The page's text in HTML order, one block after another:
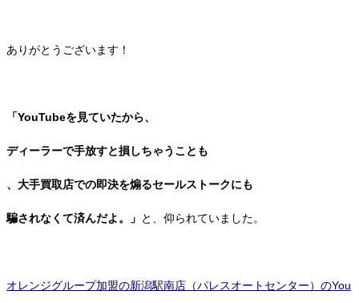
ありがとうございます！
「YouTubeを見ていたから、
ディーラーで手放すと損しちゃうことも
、大手買取店での即決を煽るセールストークにも
騙されなくて済んだよ。」 と、仰られていました。
オレンジグループ加盟の新潟駅南店（パレスオートセンター）のYou